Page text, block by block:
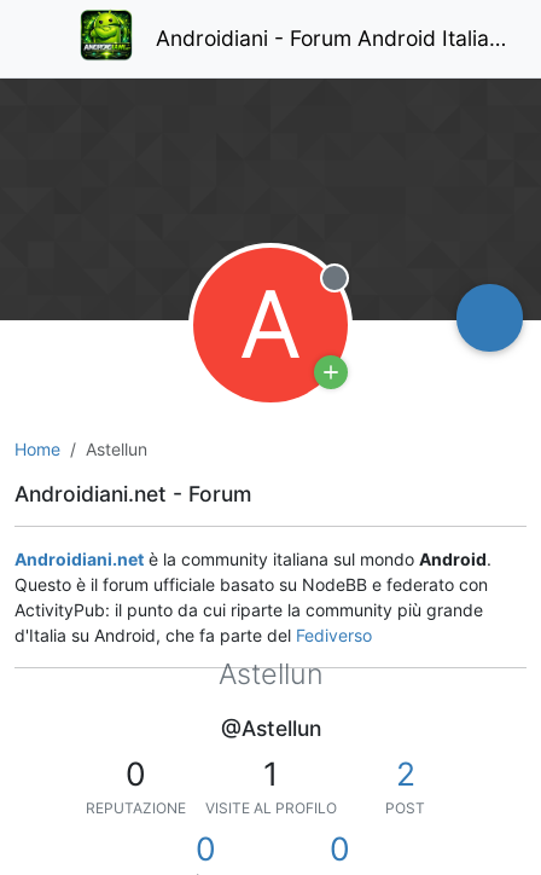
Androidiani - Forum Android Italiano
A Non in linea
Home Astellun
Androidiani.net - Forum
Androidiani.net è la community italiana sul mondo Android.
Questo è il forum ufficiale basato su NodeBB e federato con
ActivityPub: il punto da cui riparte la community più grande
d'Italia su Android, che fa parte del Fediverso
Astellun
@Astellun
0
REPUTAZIONE
1
VISITE AL PROFILO
2
POST
0 0